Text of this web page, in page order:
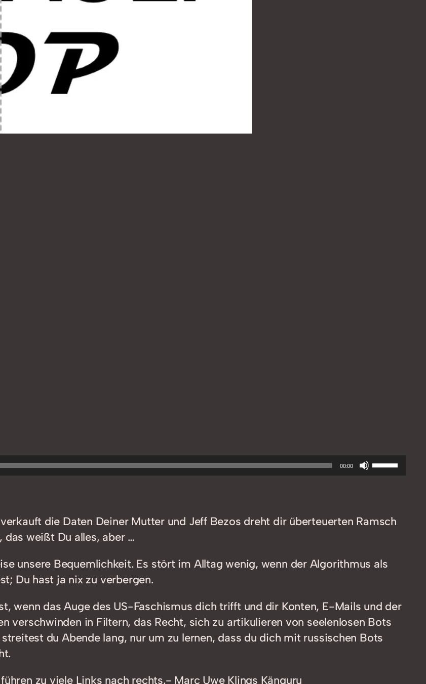
00:00
Pfeiltasten
Hoch/
die
zu
die Daten Deiner Mutter und Jeff Bezos dreht dir überteuerten Ramsch
das weißt Du alles, aber …
unsere Bequemlichkeit. Es stört im Alltag wenig, wenn der Algorithmus als
Du hast ja nix zu verbergen.
wenn das Auge des US-Faschismus dich trifft und dir Konten, E-Mails und der
verschwinden in Filtern, das Recht, sich zu artikulieren von seelenlosen Bots
du Abende lang, nur um zu lernen, dass du dich mit russischen Bots
zu viele Links nach rechts.- Marc Uwe Klings Känguru